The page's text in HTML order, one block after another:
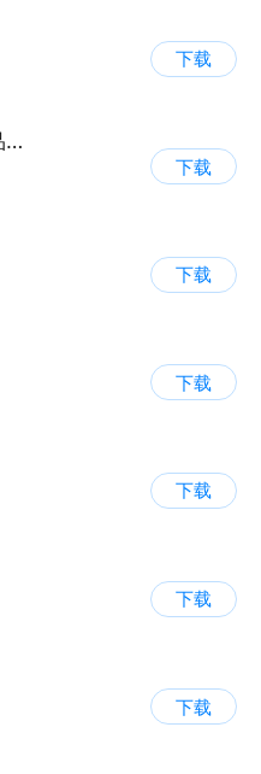
下载
义采宝义乌小商品批发网
下载
下载
下载
下载
下载
下载